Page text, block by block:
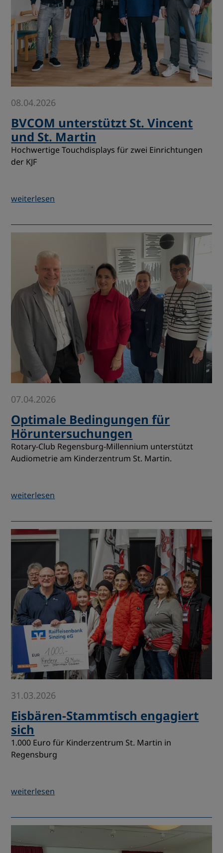
08.04.2026
BVCOM unterstützt St. Vincent
und St. Martin
Hochwertige Touchdisplays für zwei Einrichtungen
der KJF
weiterlesen
07.04.2026
Optimale Bedingungen für
Höruntersuchungen
Rotary-Club Regensburg-Millennium unterstützt
Audiometrie am Kinderzentrum St. Martin.
weiterlesen
31.03.2026
Eisbären-Stammtisch engagiert
sich
1.000 Euro für Kinderzentrum St. Martin in
Regensburg
weiterlesen